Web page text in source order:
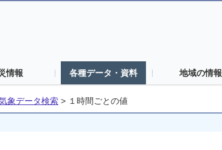
情報 各種データ・資料 地域の情報
象データ検索 > １時間ごとの値